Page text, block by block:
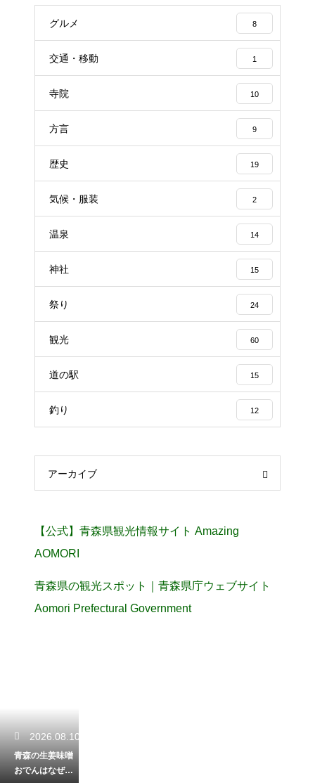
グルメ 8
交通・移動 1
寺院 10
方言 9
歴史 19
気候・服装 2
温泉 14
神社 15
祭り 24
観光 60
道の駅 15
釣り 12
アーカイブ
【公式】青森県観光情報サイト Amazing
AOMORI
青森県の観光スポット｜青森県庁ウェブサイト
Aomori Prefectural Government
2026.08.10
青森の生姜味噌
おでんはなぜ生